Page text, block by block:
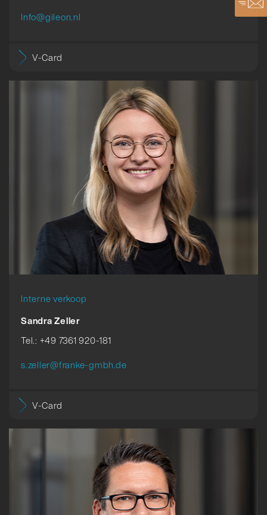
Info@gileon.nl
V-Card
Interne verkoop
Sandra Zeller
Tel.: +49 7361 920-181
s.zeller@franke-gmbh.de
V-Card